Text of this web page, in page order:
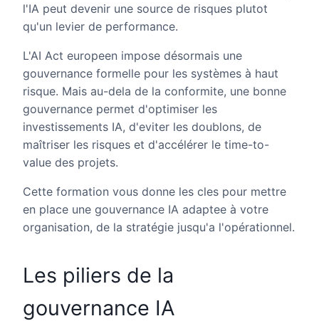
l'IA peut devenir une source de risques plutot
qu'un levier de performance.
L'AI Act europeen impose désormais une
gouvernance formelle pour les systèmes à haut
risque. Mais au-dela de la conformite, une bonne
gouvernance permet d'optimiser les
investissements IA, d'eviter les doublons, de
maîtriser les risques et d'accélérer le time-to-
value des projets.
Cette formation vous donne les cles pour mettre
en place une gouvernance IA adaptee à votre
organisation, de la stratégie jusqu'a l'opérationnel.
Les piliers de la
gouvernance IA